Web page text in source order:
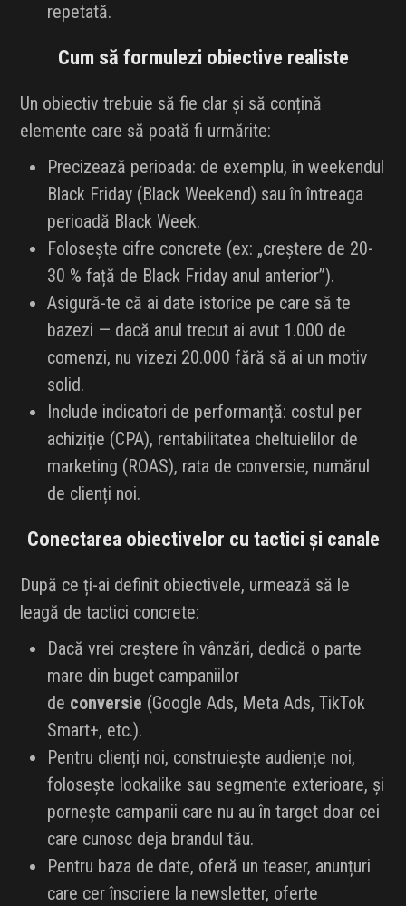
repetată.
Cum să formulezi obiective realiste
Un obiectiv trebuie să fie clar și să conțină
elemente care să poată fi urmărite:
Precizează perioada: de exemplu, în weekendul
Black Friday (Black Weekend) sau în întreaga
perioadă Black Week.
Folosește cifre concrete (ex: „creștere de 20-
30 % față de Black Friday anul anterior”).
Asigură-te că ai date istorice pe care să te
bazezi — dacă anul trecut ai avut 1.000 de
comenzi, nu vizezi 20.000 fără să ai un motiv
solid.
Include indicatori de performanță: costul per
achiziție (CPA), rentabilitatea cheltuielilor de
marketing (ROAS), rata de conversie, numărul
de clienți noi.
Conectarea obiectivelor cu tactici și canale
După ce ți-ai definit obiectivele, urmează să le
leagă de tactici concrete:
Dacă vrei creștere în vânzări, dedică o parte
mare din buget campaniilor
de conversie (Google Ads, Meta Ads, TikTok
Smart+, etc.).
Pentru clienți noi, construiește audiențe noi,
folosește lookalike sau segmente exterioare, și
pornește campanii care nu au în target doar cei
care cunosc deja brandul tău.
Pentru baza de date, oferă un teaser, anunțuri
care cer înscriere la newsletter, oferte